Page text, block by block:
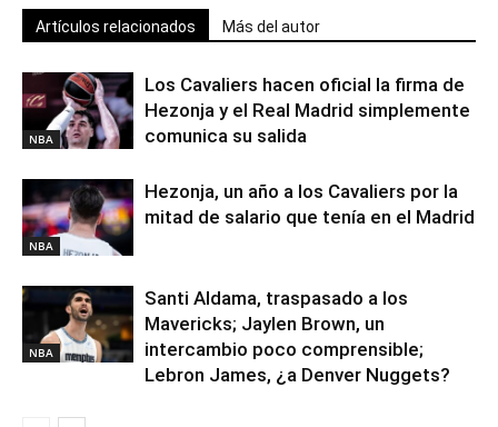
Artículos relacionados Más del autor
NBA
Los Cavaliers hacen oficial la firma de
Hezonja y el Real Madrid simplemente
comunica su salida
NBA
Hezonja, un año a los Cavaliers por la
mitad de salario que tenía en el Madrid
NBA
Santi Aldama, traspasado a los
Mavericks; Jaylen Brown, un
intercambio poco comprensible;
Lebron James, ¿a Denver Nuggets?